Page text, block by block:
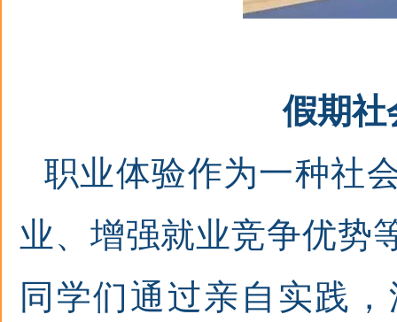
假期社
职业体验作为一种社
业、增强就业竞争优势
同学们通过亲自实践